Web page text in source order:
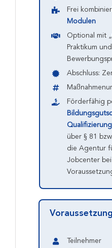
Frei
Modulen
Optional mit
Praktikum
Abschluss:
Förderfähig
über § 81
die Agentur
Job­center
Teilnehmer